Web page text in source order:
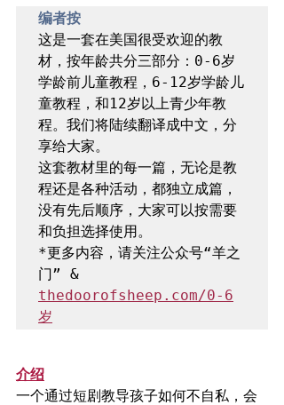
编者按
这是一套在美国很受欢迎的教
材，按年龄共分三部分：0-6岁
学龄前儿童教程，6-12岁学龄儿
童教程，和12岁以上青少年教
程。我们将陆续翻译成中文，分
享给大家。
这套教材里的每一篇，无论是教
程还是各种活动，都独立成篇，
没有先后顺序，大家可以按需要
和负担选择使用。
*更多内容，请关注公众号“羊之
thedoorofsheep.com/0-6
岁
介绍
一个通过短剧教导孩子如何不自私，会